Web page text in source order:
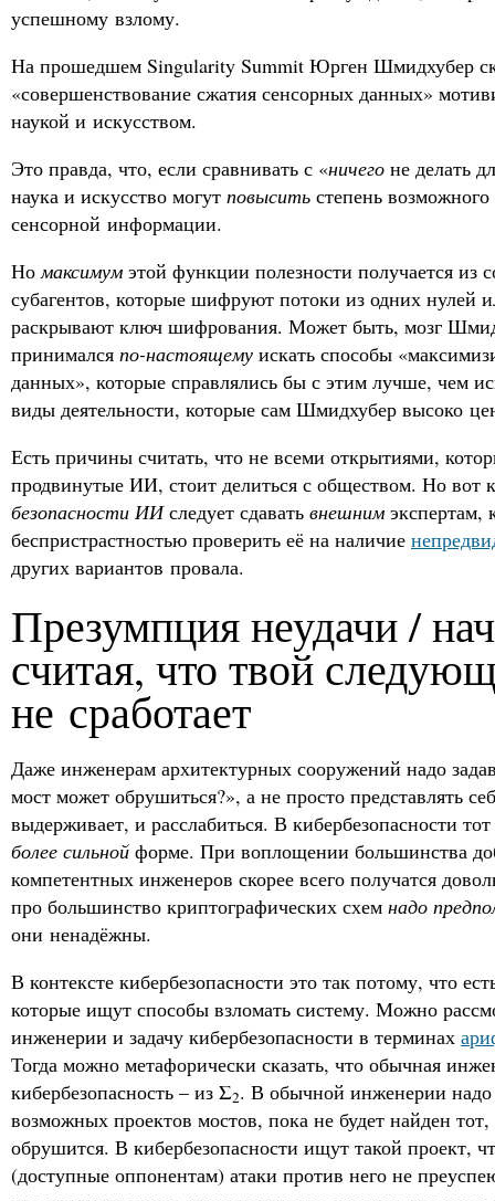
успешному взлому.
На прошедшем Singularity Summit Юрген Шмидхубер
«совершенствование сжатия сенсорных данных»
наукой и искусством.
Это правда, что, если сравнивать с «ничего не делать
наука и искусство могут повысить степень
сенсорной информации.
Но максимум этой функции полезности получается из
субагентов, которые шифруют потоки из одних нулей
раскрывают ключ шифрования. Может быть, мозг
принимался по-настоящему искать способы
данных», которые справлялись бы с этим лучше, чем
виды деятельности, которые сам Шмидхубер высоко
Есть причины считать, что не всеми открытиями,
продвинутые ИИ, стоит делиться с обществом. Но вот
безопасности ИИследует сдавать внешним экспертам,
беспристрастностью проверить её на наличие
других вариантов провала.
Презумпция неудачи /
считая, что твой
не сработает
Даже инженерам архитектурных сооружений надо
мост может обрушиться?», а не просто представлять
выдерживает, и расслабиться. В кибербезопасности
более сильной форме. При воплощении большинства
компетентных инженеров скорее всего получатся
про большинство криптографических схем надо
они ненадёжны.
В контексте кибербезопасности это так потому, что
которые ищут способы взломать систему. Можно
инженерии и задачу кибербезопасности в терминах
Тогда можно метафорически сказать, что обычная
кибербезопасность – из Σ‎2. В обычной инженерии надо
возможных проектов мостов, пока не будет найден
обрушится. В кибербезопасности ищут такой проект,
(доступные оппонентам) атаки против него не